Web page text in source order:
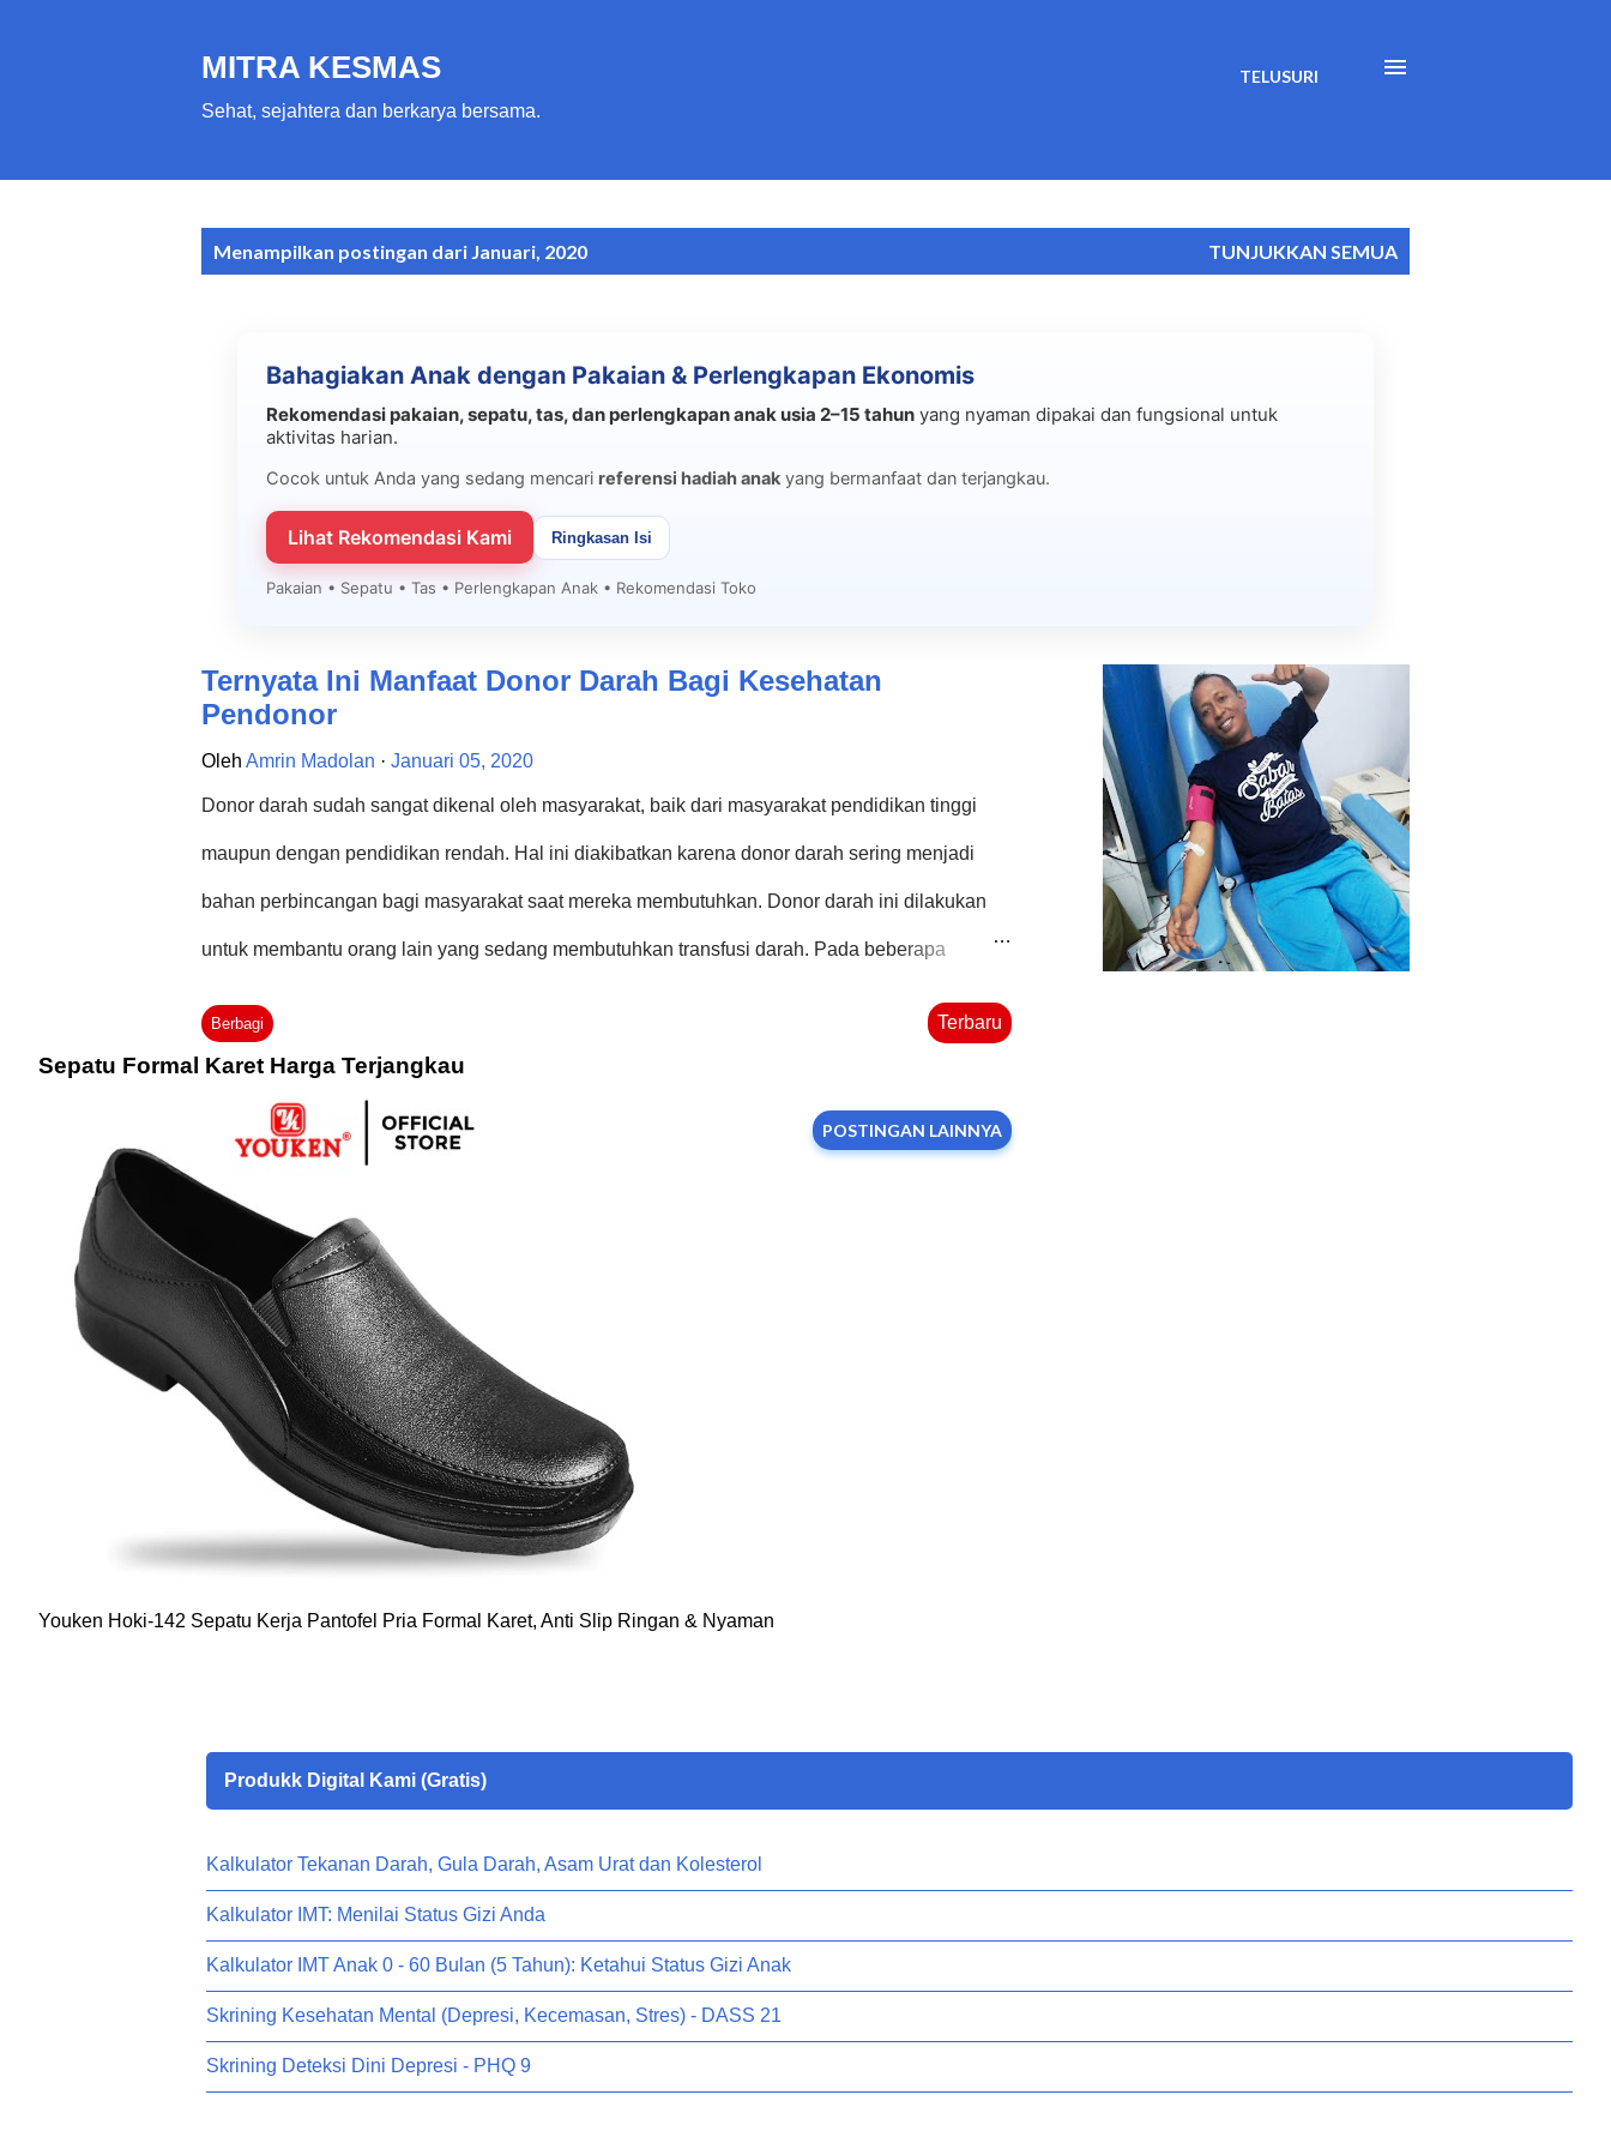
MITRA KESMAS
Sehat, sejahtera dan berkarya bersama.
TELUSURI
Menampilkan postingan dari Januari, 2020 TUNJUKKAN SEMUA
Bahagiakan Anak dengan Pakaian & Perlengkapan Ekonomis
Rekomendasi pakaian, sepatu, tas, dan perlengkapan anak usia 2–15 tahun yang nyaman dipakai dan fungsional untuk
aktivitas harian.
Cocok untuk Anda yang sedang mencari referensi hadiah anak yang bermanfaat dan terjangkau.
Lihat Rekomendasi Kami Ringkasan Isi
Pakaian • Sepatu • Tas • Perlengkapan Anak • Rekomendasi Toko
Ternyata Ini Manfaat Donor Darah Bagi Kesehatan
Pendonor
Oleh Amrin Madolan Januari 05, 2020
Donor darah sudah sangat dikenal oleh masyarakat, baik dari masyarakat pendidikan tinggi
maupun dengan pendidikan rendah. Hal ini diakibatkan karena donor darah sering menjadi
bahan perbincangan bagi masyarakat saat mereka membutuhkan. Donor darah ini dilakukan
untuk membantu orang lain yang sedang membutuhkan transfusi darah. Pada beberapa
mengurangi resiko kematian. Oleh karena itu, donor darah sangat dibutuhkan. Selain kegiatan
memiliki manfaat yang sangat besar bagi pendonor. Adapun manfaat yang dapat diperoleh
adalah sebagai berikut: Melakukan Donor Darah Kesehatan Jantung Melakukan donor darah
secara teratur dapat membantu memperlancar sirkulasi darah dan melatih jantung untuk
memompa darah dan menetralkan zat besi dalam darah. Dengan demikian, jantung dan tubuh
akan semakin sehat. Menguran...
Berbagi Terbaru
POSTINGAN LAINNYA
Sepatu Formal Karet Harga Terjangkau
Youken Hoki-142 Sepatu Kerja Pantofel Pria Formal Karet, Anti Slip Ringan & Nyaman
Produkk Digital Kami (Gratis)
Kalkulator Tekanan Darah, Gula Darah, Asam Urat dan Kolesterol
Kalkulator IMT: Menilai Status Gizi Anda
Kalkulator IMT Anak 0 - 60 Bulan (5 Tahun): Ketahui Status Gizi Anak
Skrining Kesehatan Mental (Depresi, Kecemasan, Stres) - DASS 21
Skrining Deteksi Dini Depresi - PHQ 9